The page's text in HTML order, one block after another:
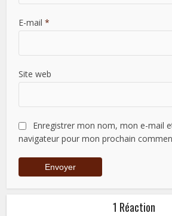
E-mail*
Site web
Enregistrer mon nom, mon e-mail
navigateur pour mon prochain
1 Réaction